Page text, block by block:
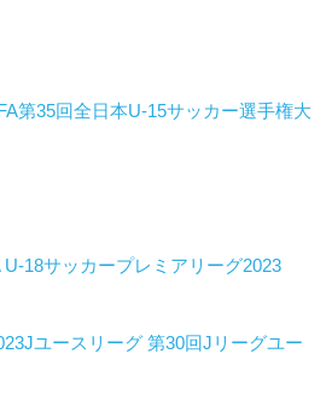
第35回全日本U-15サッカー選手権大
U-18サッカープレミアリーグ2023
ユースリーグ 第30回Jリーグユー